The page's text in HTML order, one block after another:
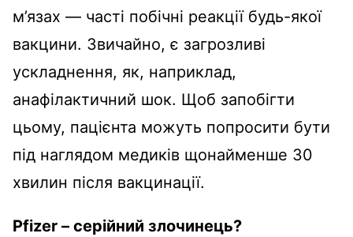
м’язах — часті побічні реакції будь-якої
вакцини. Звичайно, є загрозливі
ускладнення, як, наприклад,
анафілактичний шок. Щоб запобігти
цьому, пацієнта можуть попросити бути
під наглядом медиків щонайменше 30
хвилин після вакцинації.
Pfizer – серійний злочинець?